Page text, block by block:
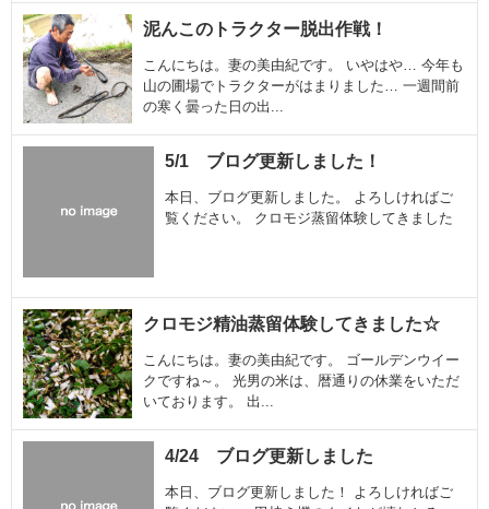
泥んこのトラクター脱出作戦！
こんにちは。妻の美由紀です。 いやはや… 今年も
山の圃場でトラクターがはまりました… 一週間前
の寒く曇った日の出...
5/1 ブログ更新しました！
本日、ブログ更新しました。 よろしければご
覧ください。 クロモジ蒸留体験してきました
クロモジ精油蒸留体験してきました☆
こんにちは。妻の美由紀です。 ゴールデンウイー
クですね～。 光男の米は、暦通りの休業をいただ
いております。 出...
4/24 ブログ更新しました
本日、ブログ更新しました！ よろしければご